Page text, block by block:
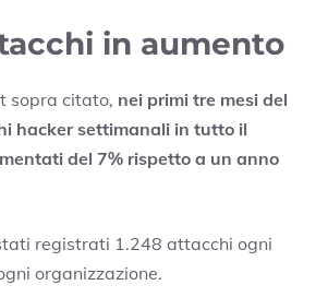
in aumento
sopra citato, nei primi tre mesi del
hacker settimanali in tutto il
del 7% rispetto a un anno
registrati 1.248 attacchi ogni
organizzazione.